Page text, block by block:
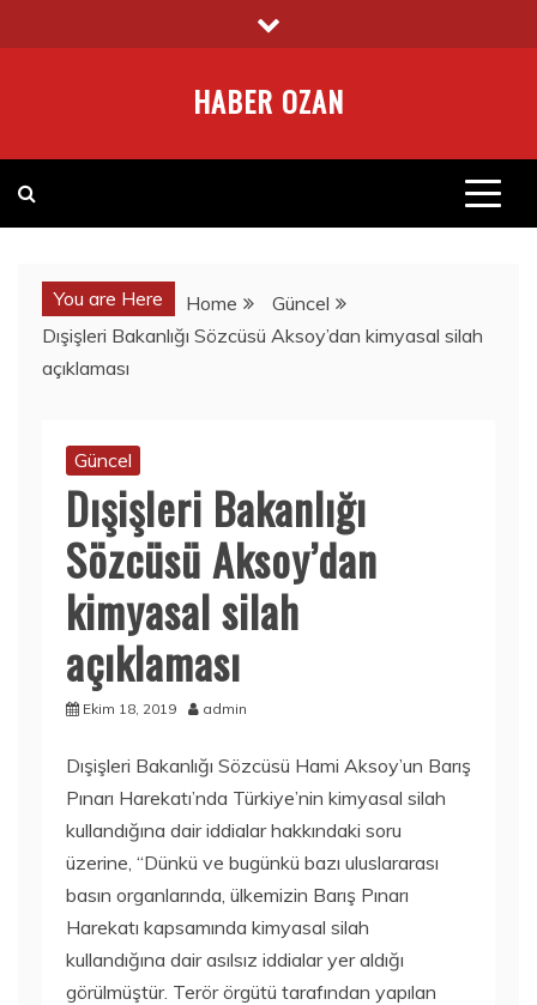
to
HABER OZAN
You are Here Home
Güncel
Dışişleri Bakanlığı Sözcüsü Aksoy’dan kimyasal silah
açıklaması
Güncel
Dışişleri Bakanlığı
Sözcüsü Aksoy’dan
kimyasal silah
açıklaması
Ekim 18, 2019 admin
Dışişleri Bakanlığı Sözcüsü Hami Aksoy’un Barış
Pınarı Harekatı’nda Türkiye’nin kimyasal silah
kullandığına dair iddialar hakkındaki soru
üzerine, “Dünkü ve bugünkü bazı uluslararası
basın organlarında, ülkemizin Barış Pınarı
Harekatı kapsamında kimyasal silah
kullandığına dair asılsız iddialar yer aldığı
görülmüştür. Terör örgütü tarafından yapılan